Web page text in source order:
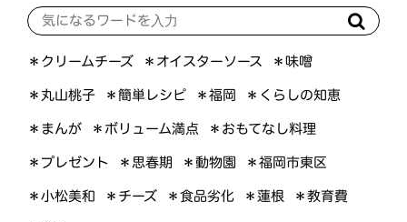
＊クリームチーズ ＊オイスターソース ＊味噌
＊丸山桃子 ＊簡単レシピ ＊福岡 ＊くらしの知恵
＊まんが ＊ボリューム満点 ＊おもてなし料理
＊プレゼント ＊思春期 ＊動物園 ＊福岡市東区
＊小松美和 ＊チーズ ＊食品劣化 ＊蓮根 ＊教育費